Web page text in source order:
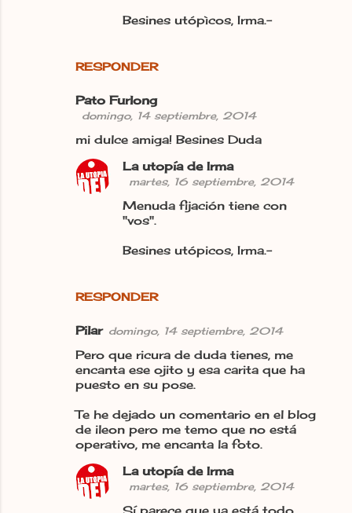
RESPONDER
Besines utópìcos, Irma.-
Pato Furlong
domingo, 14 septiembre, 2014
mi dulce amiga! Besines Duda
RESPONDER
La utopía de Irma
martes, 16 septiembre, 2014
Menuda fijación tiene con
"vos".
Besines utópicos, Irma.-
Pilar domingo, 14 septiembre, 2014
Pero que ricura de duda tienes, me
encanta ese ojito y esa carita que ha
puesto en su pose.
Te he dejado un comentario en el blog
de ileon pero me temo que no está
operativo, me encanta la foto.
La utopía de Irma
martes, 16 septiembre, 2014
Sí parece que ya está todo